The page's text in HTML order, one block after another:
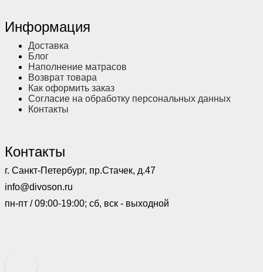
Информация
Доставка
Блог
Наполнение матрасов
Возврат товара
Как оформить заказ
Согласие на обработку персональных данных
Контакты
Контакты
г. Санкт-Петербург, пр.Стачек, д.47
info@divoson.ru
пн-пт / 09:00-19:00; сб, вск - выходной